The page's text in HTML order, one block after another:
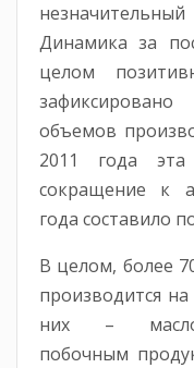
Динамика за
целом
объемов
2011 года эта
сокращение к
года составило
В целом, более
производится
них –
побочным